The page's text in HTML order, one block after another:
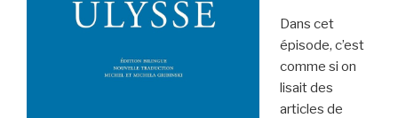
Dans cet
épisode, c’est
comme si on
lisait des
articles de